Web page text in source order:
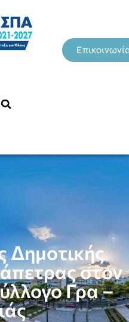
Δημοτικής
στον
Γρα –